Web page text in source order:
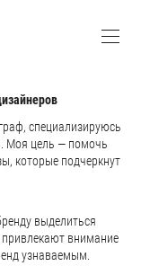
специализируюсь
Моя цель — помочь
которые подчеркнут
выделиться
привлекают внимание
узнаваемым.